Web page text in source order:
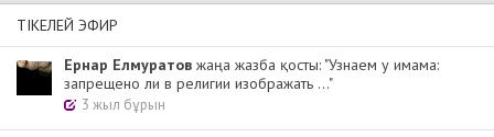
ТІКЕЛЕЙ ЭФИР
Ернар Елмуратов жаңа жазба қосты: "Узнаем у имама:
запрещено ли в религии изображать ..."
3 жыл бұрын